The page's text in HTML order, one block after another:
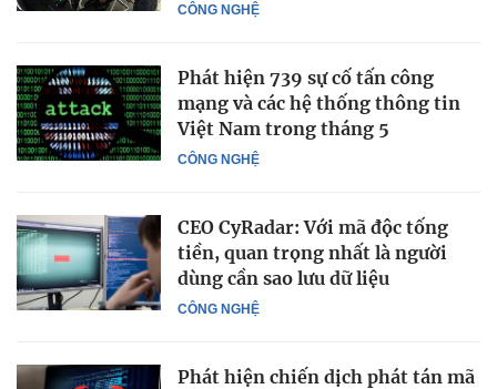
CÔNG NGHỆ
CÔNG NGHỆ
Phát hiện 739 sự cố tấn công
mạng và các hệ thống thông tin
Việt Nam trong tháng 5
CÔNG NGHỆ
CEO CyRadar: Với mã độc tống
tiền, quan trọng nhất là người
dùng cần sao lưu dữ liệu
Phát hiện chiến dịch phát tán mã